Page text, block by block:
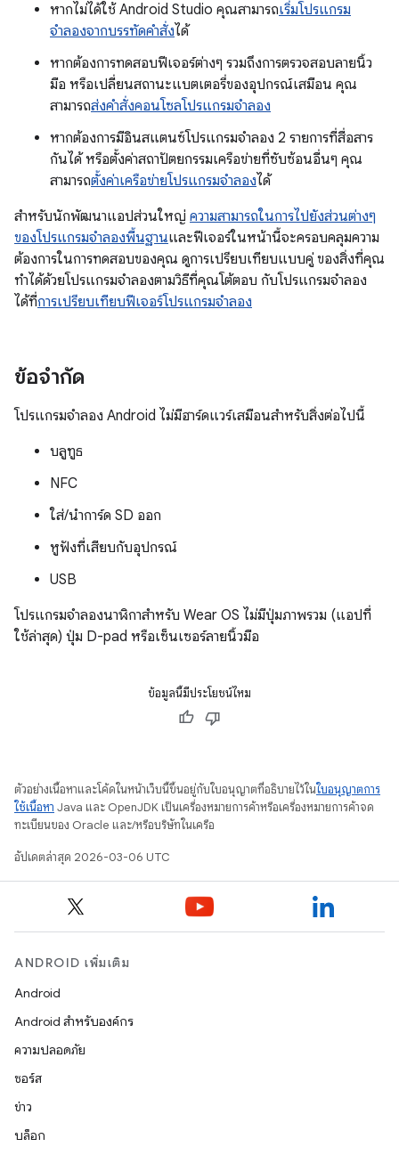
หากไม่ได้ใช้ Android Studio คุณสามารถเริ่มโปรแกรม
จำลองจากบรรทัดคำสั่งได้
หากต้องการทดสอบฟีเจอร์ต่างๆ รวมถึงการตรวจสอบลายนิ้ว
มือ หรือเปลี่ยนสถานะแบตเตอรี่ของอุปกรณ์เสมือน คุณ
สามารถส่งคำสั่งคอนโซลโปรแกรมจำลอง
หากต้องการมีอินสแตนซ์โปรแกรมจำลอง 2 รายการที่สื่อสาร
กันได้ หรือตั้งค่าสถาปัตยกรรมเครือข่ายที่ซับซ้อนอื่นๆ คุณ
สามารถตั้งค่าเครือข่ายโปรแกรมจำลองได้
สำหรับนักพัฒนาแอปส่วนใหญ่ ความสามารถในการไปยังส่วนต่างๆ
ของโปรแกรมจำลองพื้นฐานและฟีเจอร์ในหน้านี้จะครอบคลุมความ
ต้องการในการทดสอบของคุณ ดูการเปรียบเทียบแบบคู่ ของสิ่งที่คุณ
ทำได้ด้วยโปรแกรมจำลองตามวิธีที่คุณโต้ตอบ กับโปรแกรมจำลอง
ได้ที่การเปรียบเทียบฟีเจอร์โปรแกรมจำลอง
ข้อจำกัด
โปรแกรมจำลอง Android ไม่มีฮาร์ดแวร์เสมือนสำหรับสิ่งต่อไปนี้
บลูทูธ
NFC
ใส่/นำการ์ด SD ออก
หูฟังที่เสียบกับอุปกรณ์
USB
โปรแกรมจำลองนาฬิกาสำหรับ Wear OS ไม่มีปุ่มภาพรวม (แอปที่
ใช้ล่าสุด) ปุ่ม D-pad หรือเซ็นเซอร์ลายนิ้วมือ
ข้อมูลนี้มีประโยชน์ไหม
ตัวอย่างเนื้อหาและโค้ดในหน้าเว็บนี้ขึ้นอยู่กับใบอนุญาตที่อธิบายไว้ในใบอนุญาตการ
ใช้เนื้อหา Java และ OpenJDK เป็นเครื่องหมายการค้าหรือเครื่องหมายการค้าจด
ทะเบียนของ Oracle และ/หรือบริษัทในเครือ
อัปเดตล่าสุด 2026-03-06 UTC
ANDROID เพิ่มเติม
Android
Android สำหรับองค์กร
ความปลอดภัย
ซอร์ส
ข่าว
บล็อก